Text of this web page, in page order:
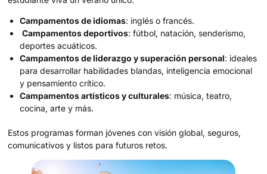
Campamentos de idiomas: inglés o francés.
Campamentos deportivos: fútbol, natación, senderismo,
deportes acuáticos.
Campamentos de liderazgo y superación personal: ideales
para desarrollar habilidades blandas, inteligencia emocional
y pensamiento crítico.
Campamentos artísticos y culturales: música, teatro,
cocina, arte y más.
Estos programas forman jóvenes con visión global, seguros,
comunicativos y listos para futuros retos.